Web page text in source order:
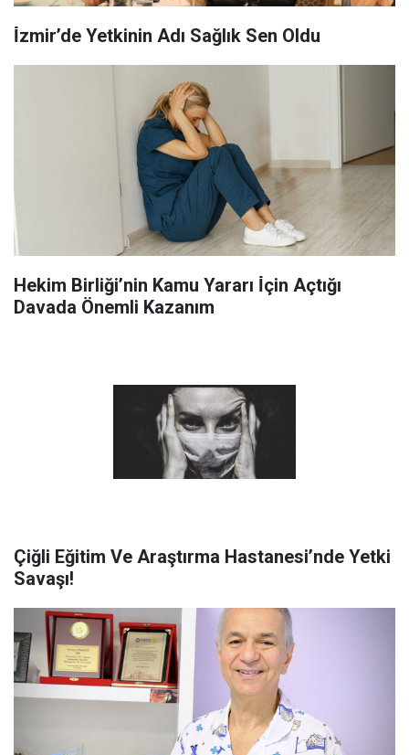
İ̇zmir’de Yetkinin Adı Sağlık Sen Oldu
Hekim Birliği’nin Kamu Yararı İ̇çin Açtığı
Davada Önemli Kazanım
Çiğli Eğitim Ve Araştırma Hastanesi’nde Yetki
Savaşı!